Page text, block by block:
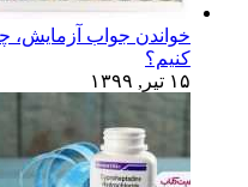
خواندن جواب آزمایش،
کنیم؟
۱۵ تیر, ۱۳۹۹